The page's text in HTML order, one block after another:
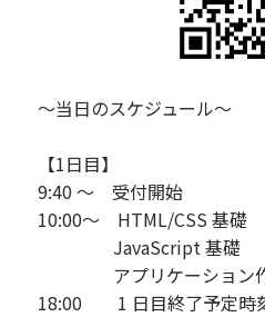
～当日のスケジュール～
【1日目】
9:40 ～ 受付開始
10:00～ HTML/CSS 基礎
JavaScript 基礎
アプリケーション
18:00 1 日目終了予定時